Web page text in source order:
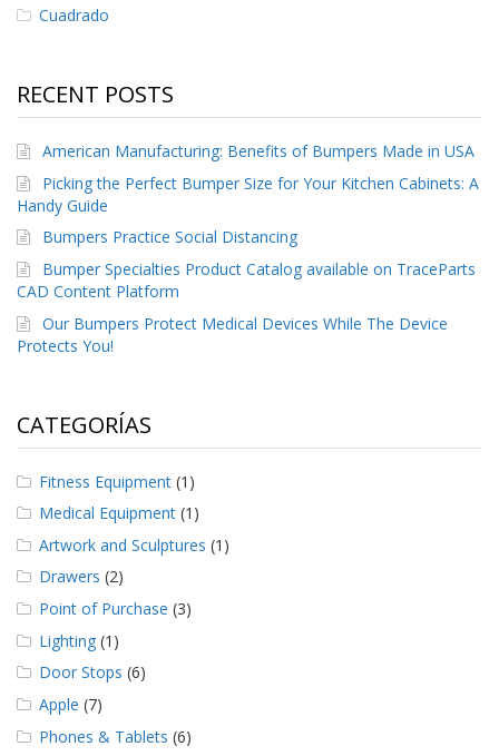
S
i
c
i
o
s
r
e
g
u
n
t
r
e
u
e
n
t
s
l
o
C
Cuadrado
RECENT POSTS
American Manufacturing: Benefits of Bumpers Made in USA
Picking the Perfect Bumper Size for Your Kitchen Cabinets: A
Handy Guide
Bumpers Practice Social Distancing
Bumper Specialties Product Catalog available on TraceParts
CAD Content Platform
Our Bumpers Protect Medical Devices While The Device
Protects You!
CATEGORÍAS
Fitness Equipment (1)
Medical Equipment (1)
Artwork and Sculptures (1)
Drawers (2)
Point of Purchase (3)
Lighting (1)
Door Stops (6)
Apple (7)
Phones & Tablets (6)